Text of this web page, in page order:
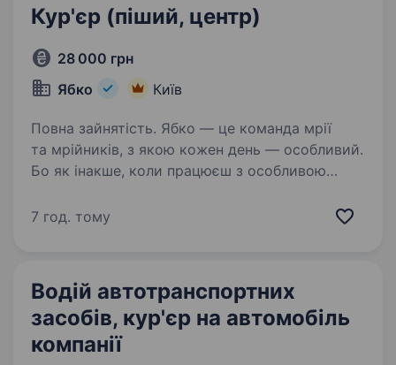
Кур'єр (піший, центр)
28 000 грн
Ябко
Київ
Повна зайнятість. Ябко — це команда мрії
та мрійників, з якою кожен день — особливий.
Бо як інакше, коли працюєш з особливою
доставляти замовлення від магазину
7 год. тому
Водій автотранспортних
засобів, кур'єр на автомобіль
компанії